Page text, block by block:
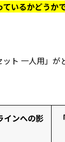
いるかどうか
ト 一人用」
インへの影